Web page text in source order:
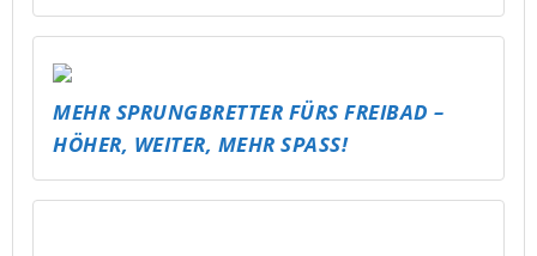
MEHR SPRUNGBRETTER FÜRS FREIBAD –
HÖHER, WEITER, MEHR SPASS!